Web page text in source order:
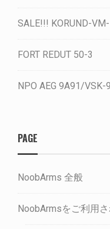
SALE!!! KORUND-
FORT REDUT 50-3
NPO AEG 9A91/
PAGE
NoobArms 全般
NoobArmsをご利用